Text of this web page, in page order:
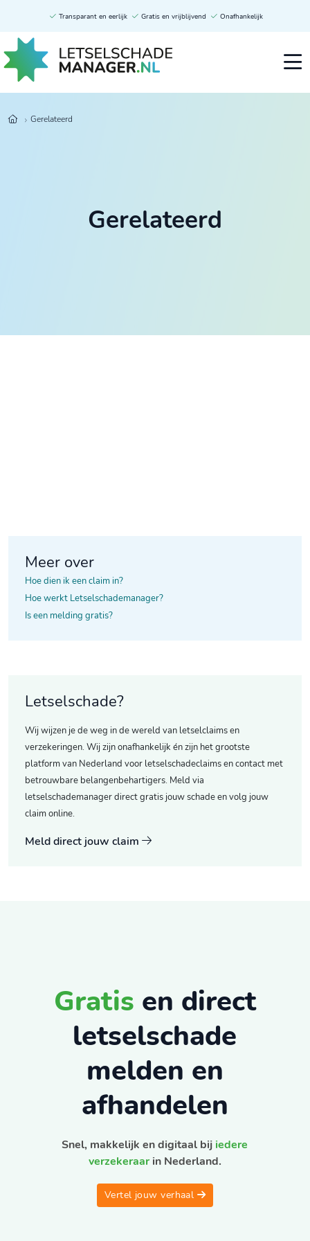
Transparant en eerlijk Gratis en vrijblijvend Onafhankelijk
Gerelateerd
Gerelateerd
Meer over
Hoe dien ik een claim in?
Hoe werkt Letselschademanager?
Is een melding gratis?
Letselschade?
Wij wijzen je de weg in de wereld van letselclaims en
verzekeringen. Wij zijn onafhankelijk én zijn het grootste
platform van Nederland voor letselschadeclaims en contact met
betrouwbare belangenbehartigers. Meld via
letselschademanager direct gratis jouw schade en volg jouw
claim online.
Meld direct jouw claim
Gratis en direct
letselschade
melden en
afhandelen
Snel, makkelijk en digitaal bij iedere
verzekeraarin Nederland.
Vertel jouw verhaal